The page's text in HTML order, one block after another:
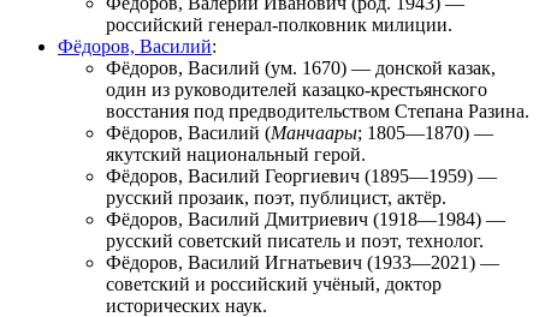
российский генерал-полковник милиции.
Фёдоров, Василий:
Фёдоров, Василий (ум. 1670) — донской казак,
один из руководителей казацко-крестьянского
восстания под предводительством Степана Разина.
Фёдоров, Василий (Манчаары; 1805—1870) —
якутский национальный герой.
Фёдоров, Василий Георгиевич (1895—1959) —
русский прозаик, поэт, публицист, актёр.
Фёдоров, Василий Дмитриевич (1918—1984) —
русский советский писатель и поэт, технолог.
Фёдоров, Василий Игнатьевич (1933—2021) —
советский и российский учёный, доктор
исторических наук.